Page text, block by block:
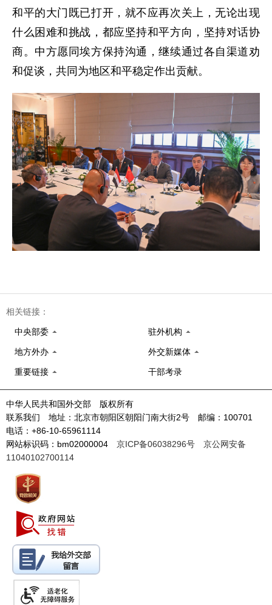
和平的大门既已打开，就不应再次关上，无论出现
什么困难和挑战，都应坚持和平方向，坚持对话协
商。中方愿同埃方保持沟通，继续通过各自渠道劝
和促谈，共同为地区和平稳定作出贡献。
相关链接：
中央部委 驻外机构
地方外办 外交新媒体
重要链接 干部考录
中华人民共和国外交部 版权所有
联系我们 地址：北京市朝阳区朝阳门南大街2号 邮编：100701
电话：+86-10-65961114
网站标识码：bm02000004 京ICP备06038296号
京公网安备
11040102700114